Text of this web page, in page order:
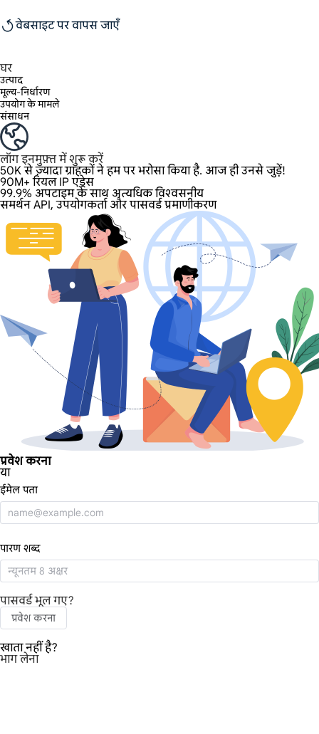
वेबसाइट पर वापस जाएँ
घर
उत्पाद
मूल्य-निर्धारण
उपयोग के मामले
संसाधन
लॉग इनमुफ़्त में शुरू करें
50K से ज़्यादा ग्राहकों ने हम पर भरोसा किया है. आज ही उनसे जुड़ें!
90M+ रियल IP एड्रेस
99.9% अपटाइम के साथ अत्यधिक विश्वसनीय
समर्थन API, उपयोगकर्ता और पासवर्ड प्रमाणीकरण
प्रवेश करना
या
ईमेल पता
पारण शब्द
पासवर्ड भूल गए?
प्रवेश करना
खाता नहीं है?
भाग लेना